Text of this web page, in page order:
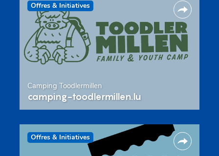
Offres & Initiatives
Camping Toodlermillen
camping-toodlermillen.lu
Offres & Initiatives